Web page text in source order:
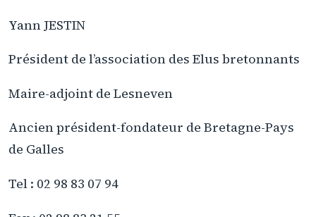
Yann JESTIN
Président de l’association des Elus bretonnants
Maire-adjoint de Lesneven
Ancien président-fondateur de Bretagne-Pays
de Galles
Tel : 02 98 83 07 94